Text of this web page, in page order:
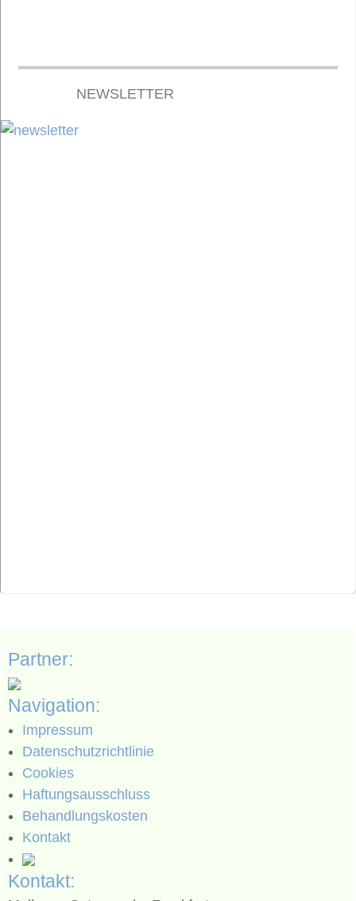
NEWSLETTER
Partner:
Navigation:
Impressum
Datenschutzrichtlinie
Cookies
Haftungsausschluss
Behandlungskosten
Kontakt
Kontakt: